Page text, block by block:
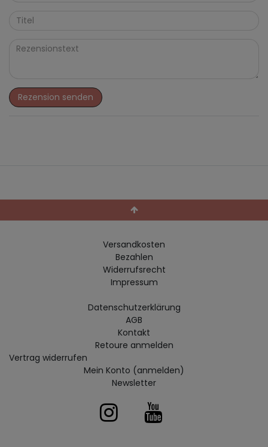
Rezension senden
Versandkosten
Bezahlen
Widerrufs­recht
Impressum
Daten­schutz­erklärung
AGB
Kontakt
Retoure anmelden
Vertrag widerrufen
Mein Konto (anmelden)
Newsletter